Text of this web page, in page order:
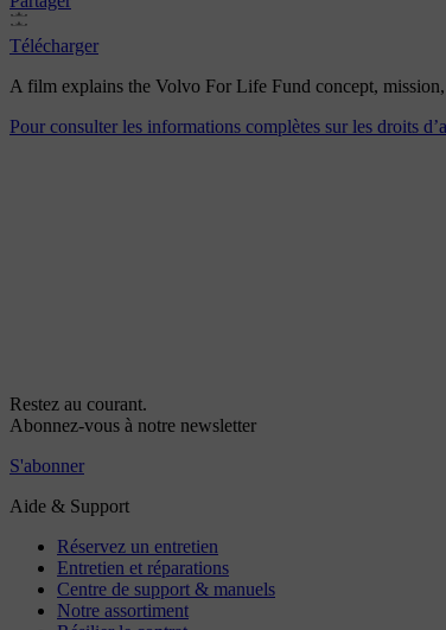
Télécharger
A film explains the Volvo For Life Fund concept,
Pour consulter les informations complètes sur les droits